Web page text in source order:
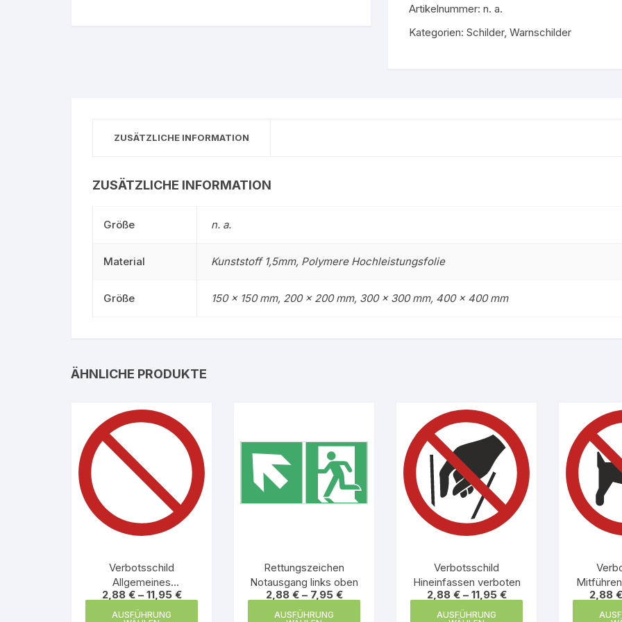
Flüssigkeiten
Artikelnummer: n. a.
Kategorien: Schilder, Warnschilder
ZUSÄTZLICHE INFORMATION
ZUSÄTZLICHE INFORMATION
Größe n. a.
Material Kunststoff 1,5mm, Polymere Hochleistungsfolie
Größe 150 x 150 mm, 200 x 200 mm, 300 x 300 mm, 400 x 400 mm
ÄHNLICHE PRODUKTE
Verbotsschild
Allgemeines
Verbotszeichen
2,88 €– 11,95 €
AUSFÜHRUNG
Rettungszeichen
Notausgang links oben
2,88 €– 7,95 €
AUSFÜHRUNG
Verbotsschild
Hineinfassen verboten
2,88 €– 11,95 €
AUSFÜHRUNG
2,88 €